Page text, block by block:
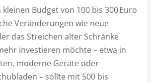
Budget von 100 bis 300 Euro
Veränderungen wie neue
das Streichen alter Schränke
investieren möchte – etwa in
moderne Geräte oder
– sollte mit 500 bis